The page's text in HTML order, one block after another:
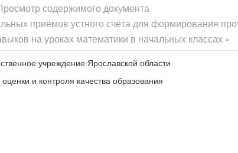
содержимого документа
приёмов устного счёта для формирования
на уроках математики в начальных классах »
учреждение Ярославской области
и контроля качества образования